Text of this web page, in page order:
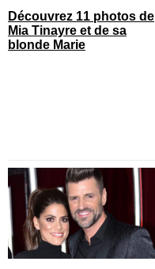
Découvrez 11 photos de
Mia Tinayre et de sa
blonde Marie